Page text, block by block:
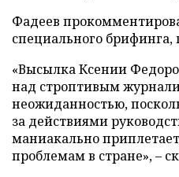
Фадеев
специального брифинга,
«Высылка Ксении
над строптивым
неожиданностью,
за действиями
маниакально
проблемам в стране», –